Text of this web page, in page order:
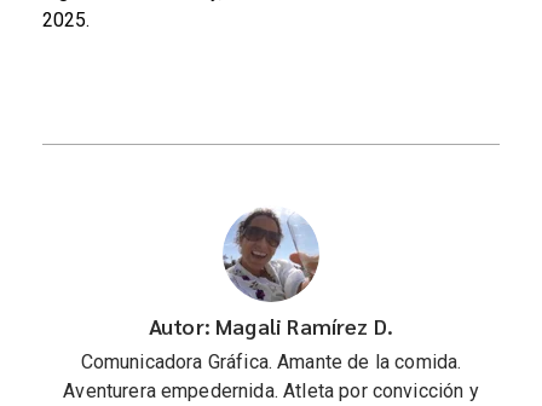
2025.
Autor: Magali Ramírez D.
Comunicadora Gráfica. Amante de la comida.
Aventurera empedernida. Atleta por convicción y